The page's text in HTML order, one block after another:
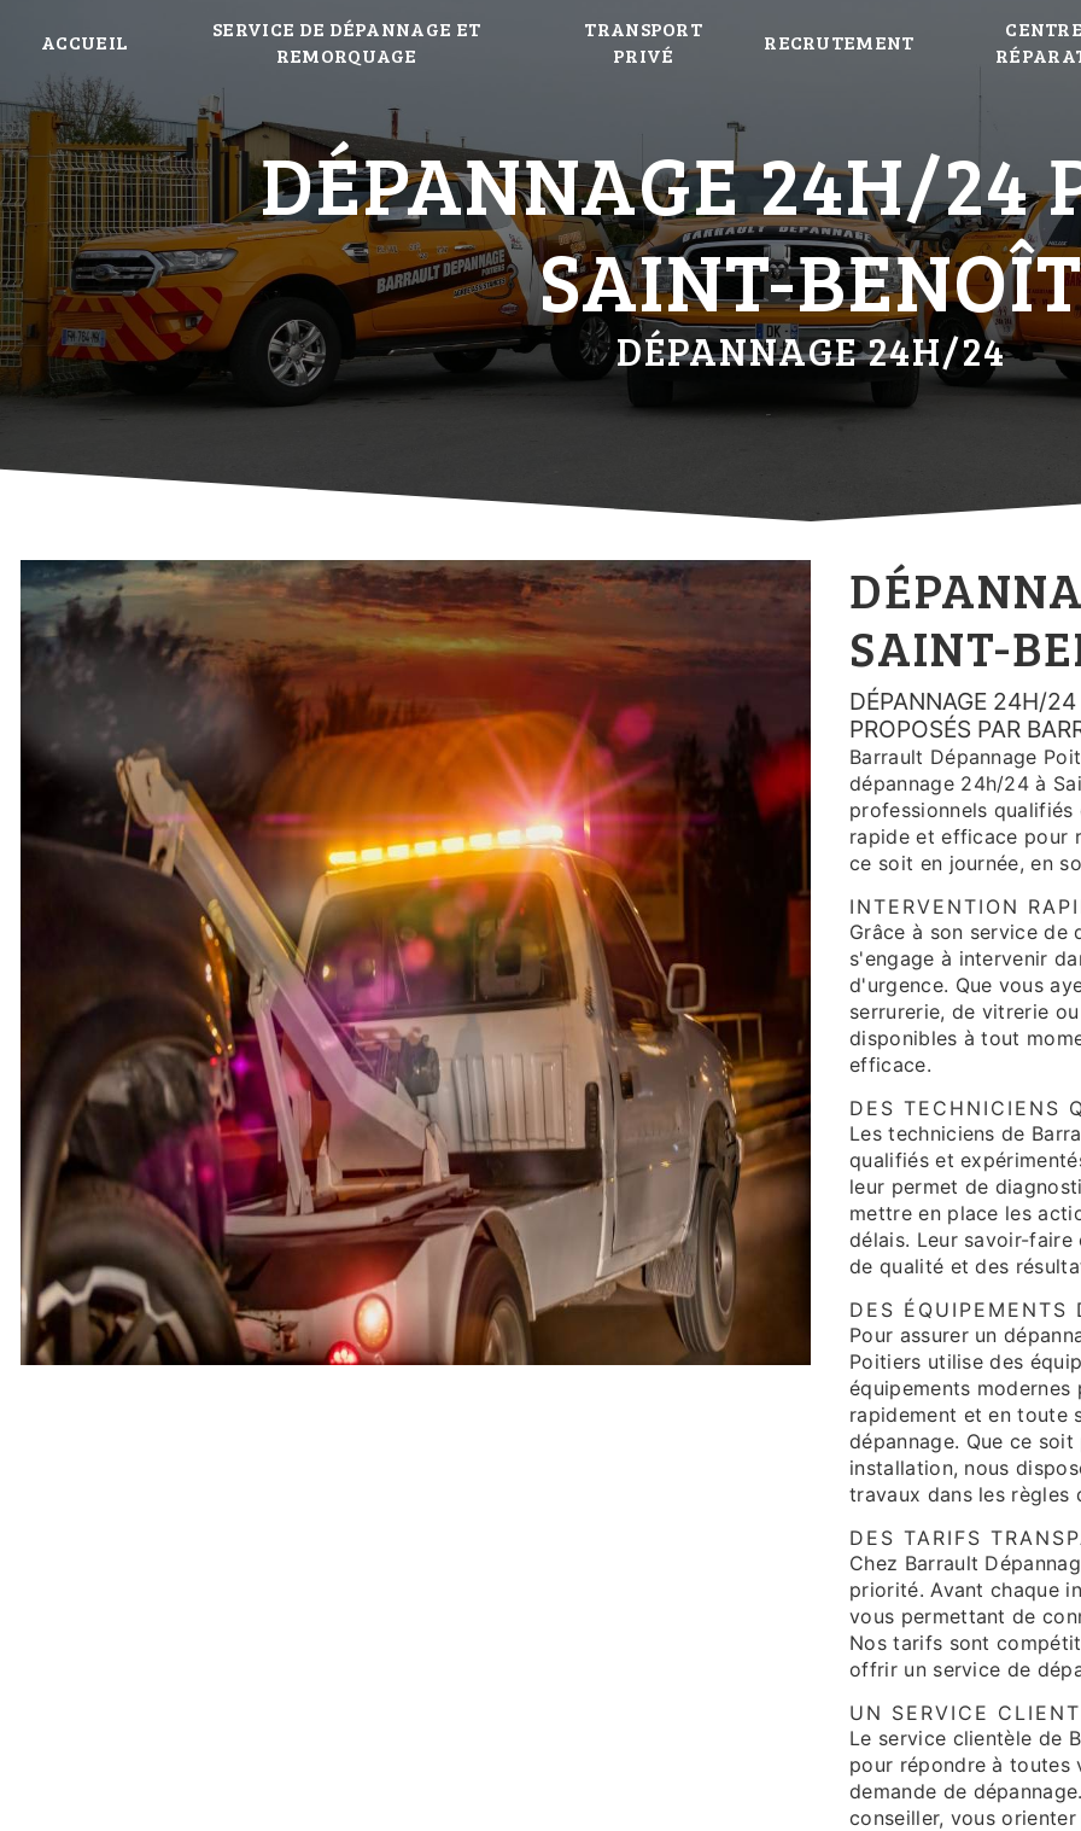
ACCUEIL
SERVICE DE DÉPANNAGE ET
REMORQUAGE
TRANSPORT
PRIVÉ
RECRUTEMENT
DÉPANNAGE 24H/24
SAINT-
DÉPANNAGE 24H/24
SAINT-
DÉPANNAGE 24H/24
PROPOSÉS PAR
Barrault Dépannage
dépannage 24h/24 à
professionnels
rapide et efficace pour
ce soit en journée, en
INTERVENTION
Grâce à son service de
s'engage à intervenir
d'urgence. Que vous
serrurerie, de vitrerie
disponibles à tout
efficace.
DES TECHNICIENS
Les techniciens de
qualifiés et
leur permet de
mettre en place les
délais. Leur savoir-
de qualité et des
DES ÉQUIPEMENTS
Pour assurer un
Poitiers utilise des
équipements
rapidement et en toute
dépannage. Que ce
installation, nous
travaux dans les règles
DES TARIFS
Chez Barrault
priorité. Avant chaque
vous permettant de
Nos tarifs sont
offrir un service de
UN SERVICE
Le service clientèle de
pour répondre à toutes
demande de
conseiller, vous